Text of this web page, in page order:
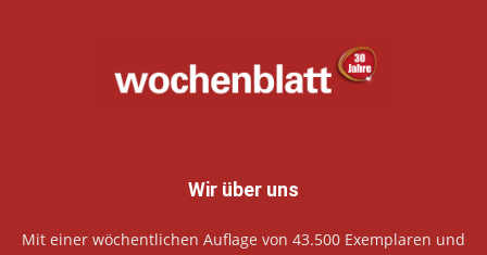
Wir über uns
Mit einer wöchentlichen Auflage von 43.500 Exemplaren und